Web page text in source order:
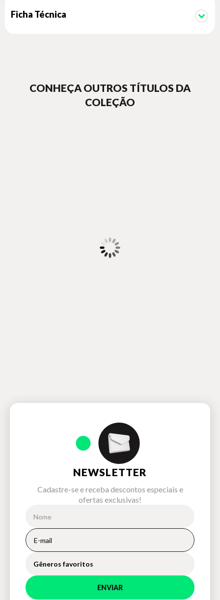
Ficha Técnica
CONHEÇA OUTROS TÍTULOS DA
COLEÇÃO
NEWSLETTER
Cadastre-se e receba descontos especiais e
ofertas exclusivas!
Gêneros favoritos
ENVIAR